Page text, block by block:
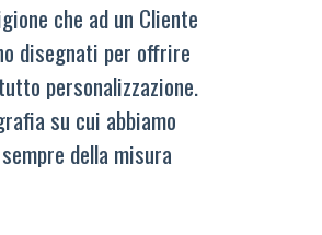
che ad un Cliente
disegnati per offrire
personalizzazione.
su cui abbiamo
della misura